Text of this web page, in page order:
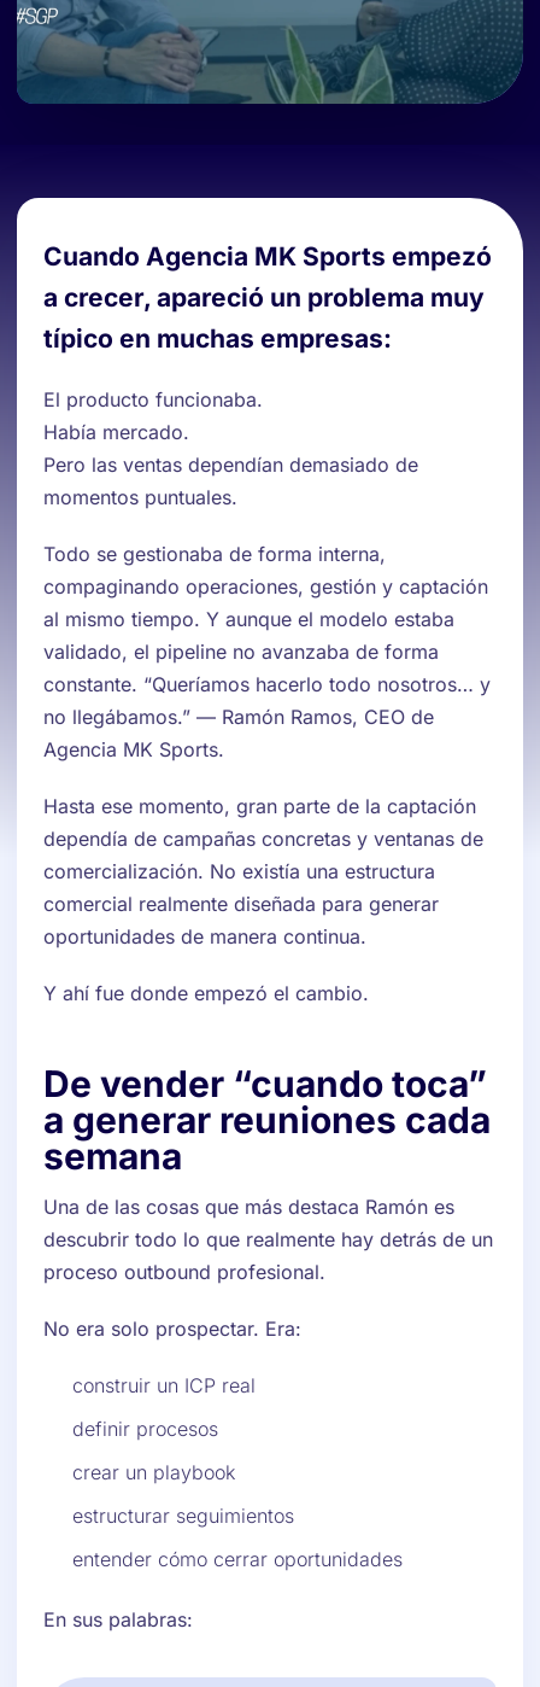
Cuando Agencia MK Sports empezó
a crecer, apareció un problema muy
típico en muchas empresas:
El producto funcionaba.
Había mercado.
Pero las ventas dependían demasiado de
momentos puntuales.
Todo se gestionaba de forma interna,
compaginando operaciones, gestión y captación
al mismo tiempo. Y aunque el modelo estaba
validado, el pipeline no avanzaba de forma
constante. “Queríamos hacerlo todo nosotros… y
no llegábamos.” — Ramón Ramos, CEO de
Agencia MK Sports.
Hasta ese momento, gran parte de la captación
dependía de campañas concretas y ventanas de
comercialización. No existía una estructura
comercial realmente diseñada para generar
oportunidades de manera continua.
Y ahí fue donde empezó el cambio.
De vender “cuando toca”
a generar reuniones cada
semana
Una de las cosas que más destaca Ramón es
descubrir todo lo que realmente hay detrás de un
proceso outbound profesional.
No era solo prospectar. Era:
construir un ICP real
definir procesos
crear un playbook
estructurar seguimientos
entender cómo cerrar oportunidades
En sus palabras: